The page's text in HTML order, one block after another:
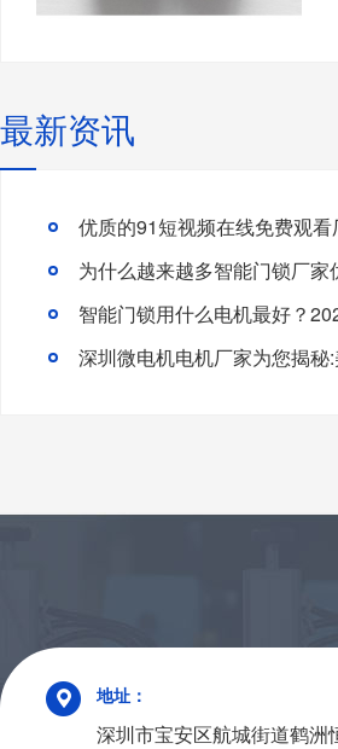
最新资讯
优质的91短视频在线免费观看
智能门锁用什么电机最好？
深圳微电机电机厂家为您揭
地址：
深圳市宝安区航城街道鹤洲